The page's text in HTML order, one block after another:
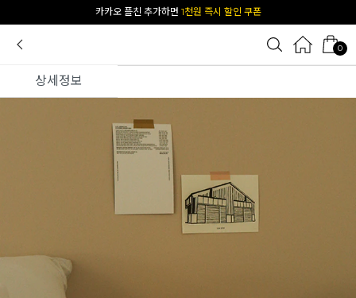
[공식몰 단독] 앱 다운받고2% 결제 할인 받기
0
상세정보